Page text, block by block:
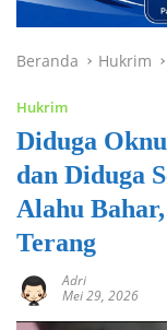
Beranda Hukrim
Hukrim
Diduga
dan Diduga
Alahu
Terang
Adri
Mei 29, 2026